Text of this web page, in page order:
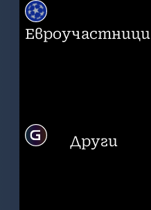
Евроучастници
Други